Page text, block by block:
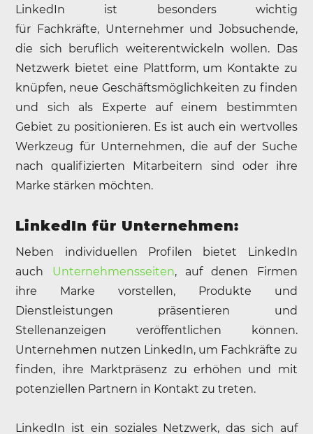
LinkedIn ist besonders wichtig
für Fachkräfte, Unternehmer und Jobsuchende,
die sich beruflich weiterentwickeln wollen. Das
Netzwerk bietet eine Plattform, um Kontakte zu
knüpfen, neue Geschäftsmöglichkeiten zu finden
und sich als Experte auf einem bestimmten
Gebiet zu positionieren. Es ist auch ein wertvolles
Werkzeug für Unternehmen, die auf der Suche
nach qualifizierten Mitarbeitern sind oder ihre
Marke stärken möchten.
LinkedIn für Unternehmen:
Neben individuellen Profilen bietet LinkedIn
auch Unternehmensseiten, auf denen Firmen
ihre Marke vorstellen, Produkte und
Dienstleistungen präsentieren und
Stellenanzeigen veröffentlichen können.
Unternehmen nutzen LinkedIn, um Fachkräfte zu
finden, ihre Marktpräsenz zu erhöhen und mit
potenziellen Partnern in Kontakt zu treten.
LinkedIn ist ein soziales Netzwerk, das sich auf